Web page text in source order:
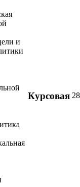
и
Курсовая 28